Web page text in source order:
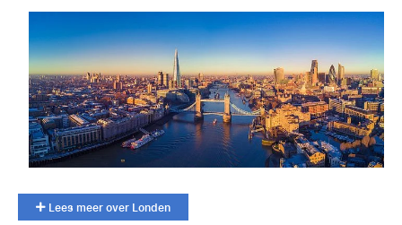
Lees meer over Londen